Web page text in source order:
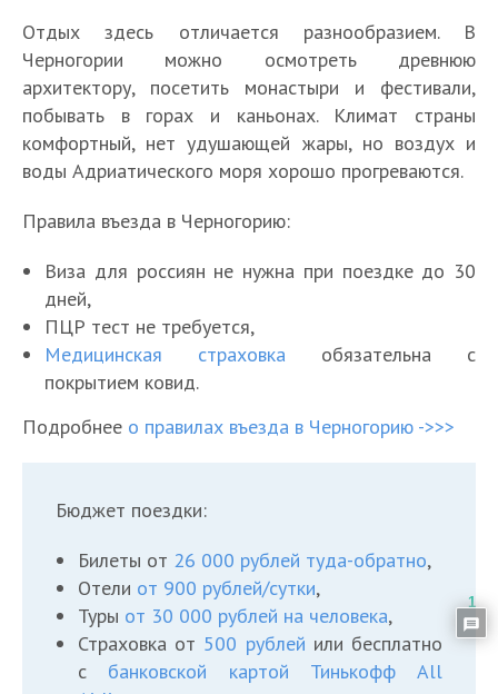
Отдых здесь отличается разнообразием. В
Черногории можно осмотреть древнюю
архитектору, посетить монастыри и фестивали,
побывать в горах и каньонах. Климат страны
комфортный, нет удушающей жары, но воздух и
воды Адриатического моря хорошо прогреваются.
Правила въезда в Черногорию:
Виза для россиян не нужна при поездке до 30
дней,
ПЦР тест не требуется,
Медицинская страховка обязательна с
покрытием ковид.
Подробнее о правилах въезда в Черногорию ->>>
Бюджет поездки:
Билеты от 26 000 рублей туда-обратно,
Отели от 900 рублей/сутки,
Туры от 30 000 рублей на человека,
Страховка от 500 рублей или бесплатно
с банковской картой Тинькофф All
1